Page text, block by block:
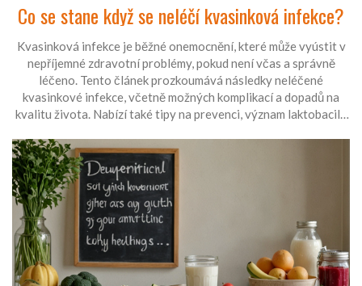
Co se stane když se neléčí kvasinková infekce?
Kvasinková infekce je běžné onemocnění, které může vyústit v
nepříjemné zdravotní problémy, pokud není včas a správně
léčeno. Tento článek prozkoumává následky neléčené
kvasinkové infekce, včetně možných komplikací a dopadů na
kvalitu života. Nabízí také tipy na prevenci, význam laktobacilů